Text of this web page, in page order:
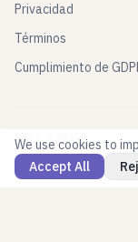
Privacidad
Términos
Cumplimiento de
KLA: MONACO
We use cookies to
Accept All